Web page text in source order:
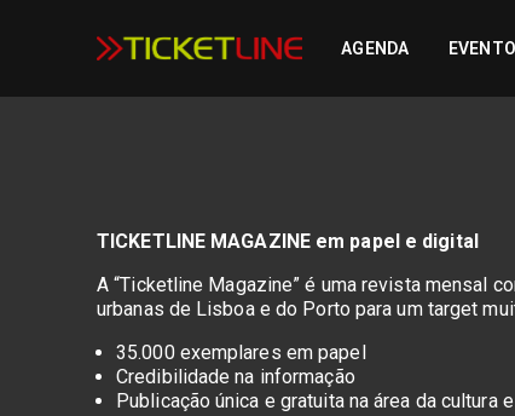
AGENDA
TICKETLINE MAGAZINE em papel e digital
A “Ticketline Magazine” é uma revista mensal
urbanas de Lisboa e do Porto para um target
35.000 exemplares em papel
Credibilidade na informação
Publicação única e gratuita na área da cultura